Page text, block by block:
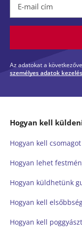
E-mail cím
Az adatokat a
személyes adatok
Hogyan kell
Hogyan kell
Hogyan lehet
Hogyan küldhetünk
Hogyan kell
Hogyan kell